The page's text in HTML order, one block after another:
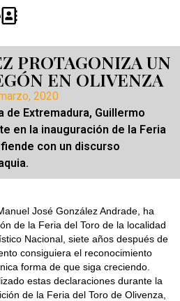
PROTAGONIZA UN
EN OLIVENZA
2020
de Extremadura, Guillermo
en la inauguración de la Feria
con un discurso
José González Andrade, ha
de la Feria del Toro de la localidad
Nacional, siete años después de
consiguiera el reconocimiento
forma de que siga creciendo.
estas declaraciones durante la
de la Feria del Toro de Olivenza,